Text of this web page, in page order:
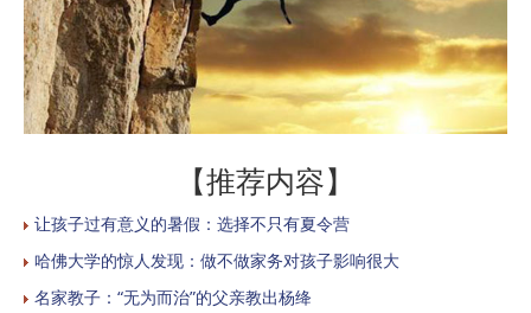
【推荐内容】
让孩子过有意义的暑假：选择不只有夏令营
哈佛大学的惊人发现：做不做家务对孩子影响很大
名家教子：“无为而治”的父亲教出杨绛